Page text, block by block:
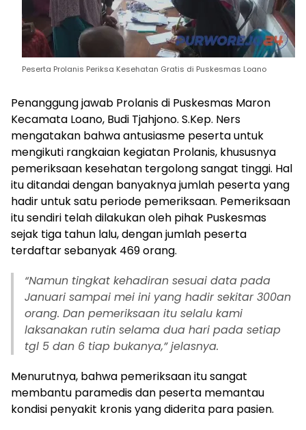
Peserta Prolanis Periksa Kesehatan Gratis di Puskesmas Loano
Penanggung jawab Prolanis di Puskesmas Maron
Kecamata Loano, Budi Tjahjono. S.Kep. Ners
mengatakan bahwa antusiasme peserta untuk
mengikuti rangkaian kegiatan Prolanis, khususnya
pemeriksaan kesehatan tergolong sangat tinggi. Hal
itu ditandai dengan banyaknya jumlah peserta yang
hadir untuk satu periode pemeriksaan. Pemeriksaan
itu sendiri telah dilakukan oleh pihak Puskesmas
sejak tiga tahun lalu, dengan jumlah peserta
terdaftar sebanyak 469 orang.
“Namun tingkat kehadiran sesuai data pada
Januari sampai mei ini yang hadir sekitar 300an
orang. Dan pemeriksaan itu selalu kami
laksanakan rutin selama dua hari pada setiap
tgl 5 dan 6 tiap bukanya,” jelasnya.
Menurutnya, bahwa pemeriksaan itu sangat
membantu paramedis dan peserta memantau
kondisi penyakit kronis yang diderita para pasien.